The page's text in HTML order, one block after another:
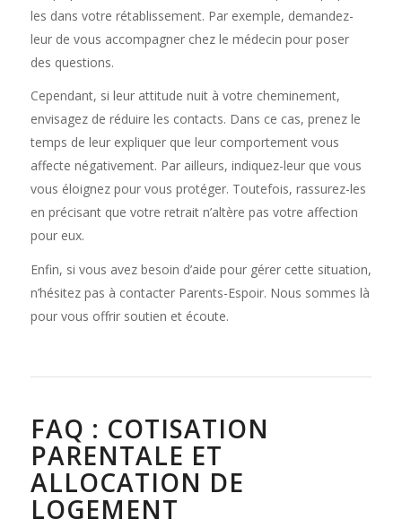
les dans votre rétablissement. Par exemple, demandez-
leur de vous accompagner chez le médecin pour poser
des questions.
Cependant, si leur attitude nuit à votre cheminement,
envisagez de réduire les contacts. Dans ce cas, prenez le
temps de leur expliquer que leur comportement vous
affecte négativement. Par ailleurs, indiquez-leur que vous
vous éloignez pour vous protéger. Toutefois, rassurez-les
en précisant que votre retrait n’altère pas votre affection
pour eux.
Enfin, si vous avez besoin d’aide pour gérer cette situation,
n’hésitez pas à contacter Parents-Espoir. Nous sommes là
pour vous offrir soutien et écoute.
FAQ : COTISATION
PARENTALE ET
ALLOCATION DE
LOGEMENT